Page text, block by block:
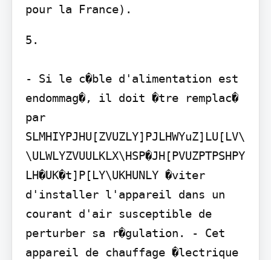
5.
- Si le c�ble d'alimentation est
endommag�, il doit �tre remplac�
par
SLMHIYPJHU[ZVUZLY]PJLHWYuZ]LU[LV\
\ULWLYZVUULKLX\HSP�JH[PVUZPTPSHPY
LH�UK�t]P[LY\UKHUNLY �viter
d'installer l'appareil dans un
courant d'air susceptible de
perturber sa r�gulation. - Cet
appareil de chauffage �lectrique